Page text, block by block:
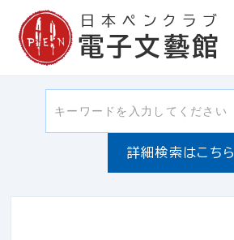
日本ペンクラブ
電子文藝館
詳細検索はこちら